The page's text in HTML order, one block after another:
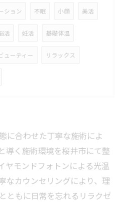
ション 不眠 小顔 美活
活 妊活 基礎体温
ューティー リラックス
に合わせた丁寧な施術によ
導く施術環境を桜井市にて整
ヤモンドフォトンによる光温
なカウンセリングにより、理
ともに日常を忘れるリラクゼ